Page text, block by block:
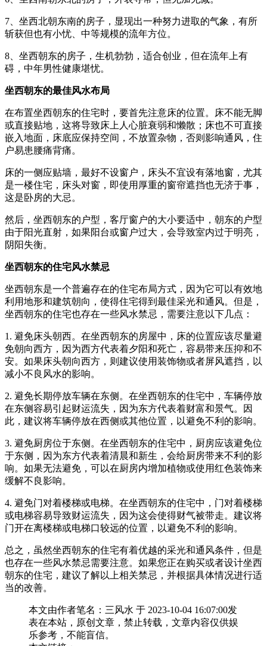
7、坐西北朝东南的房子，显现出一种努力进取的气象，有所
斩获但也有小忧、中等规模的流年方位。
8、坐西朝东的房子，生机勃勃，适合创业，但在流年上有
碍，中年男性健康堪忧。
坐西朝东的最佳风水布局
在布置坐西朝东的住宅时，要首先注意床的位置。床不能无脚
或直接贴地，这将导致床上人心脏衰弱和懒散；床也不可直接
嵌入地面，床底应保持空间，不放置杂物，否则影响通风，住
户易患腰痛背痛。
床的一侧应贴墙，最好不设窗户，床头不宜设有落地窗，尤其
是一楼住宅，床头对窗，即使用厚重的窗帘遮挡也无济于事，
这是卧房的大忌。
然后，坐西朝东的户型，客厅窗户的大小要适中，朝东的户型
由于阳光直射，如果阳台或窗户过大，会导致室内过于明亮，
阴阳失衡。
坐西朝东的住宅风水禁忌
坐西朝东是一个普遍存在的住宅布局方式，因为它可以有效地
利用地形和建筑朝向，使得住宅得到最佳采光和通风。但是，
坐西朝东的住宅也存在一些风水禁忌，需要注意以下几点：
1. 避免床头朝西。在坐西朝东的房屋中，床的位置应该尽量避
免朝向西方，因为西方代表着夕阳和死亡，容易带来压抑和不
安。如果床头朝向西方，则建议使用装饰物或者屏风遮挡，以
减小不良风水的影响。
2. 避免长期停放车辆在东侧。在坐西朝东的住宅中，车辆停放
在东侧容易引起财运流失，因为东方代表着财富和景气。因
此，建议将车辆停放在西侧或其他位置，以避免不利的影响。
3. 避免厨房位于东侧。在坐西朝东的住宅中，厨房应该避免位
于东侧，因为东方代表着清晨和新生，会给厨房带来不利的影
响。如果无法避免，可以在厨房内增加植物或使用红色装饰来
缓解不良影响。
4. 避免门对着楼梯或电梯。在坐西朝东的住宅中，门对着楼梯
或电梯容易导致财运流失，因为这会使得财气被带走。建议将
门开在离楼梯或电梯口较远的位置，以避免不利的影响。
总之，虽然坐西朝东的住宅有着优越的采光和通风条件，但是
也存在一些风水禁忌需要注意。如果您正在购买或者设计坐西
朝东的住宅，建议了解以上相关禁忌，并根据具体情况进行适
当的改善。
本文由作者笔名：三风水 于 2023-10-04 16:07:00发
表在本站，原创文章，禁止转载，文章内容仅供娱
乐参考，不能盲信。